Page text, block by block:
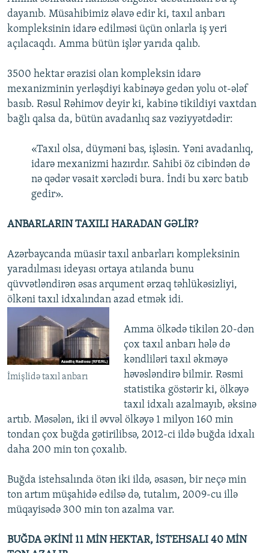
dayanıb. Müsahibimiz əlavə edir ki, taxıl anbarı
kompleksinin idarə edilməsi üçün onlarla iş yeri
açılacaqdı. Amma bütün işlər yarıda qalıb.
3500 hektar ərazisi olan kompleksin idarə
mexanizminin yerləşdiyi kabinəyə gedən yolu ot-ələf
basıb. Rəsul Rəhimov deyir ki, kabinə tikildiyi vaxtdan
bağlı qalsa da, bütün avadanlıq saz vəziyyətdədir:
«Taxıl olsa, düyməni bas, işləsin. Yəni avadanlıq,
idarə mexanizmi hazırdır. Sahibi öz cibindən də
nə qədər vəsait xərclədi bura. İndi bu xərc batıb
gedir».
ANBARLARIN TAXILI HARADAN GƏLİR?
Azərbaycanda müasir taxıl anbarları kompleksinin
yaradılması ideyası ortaya atılanda bunu
qüvvətləndirən əsas arqument ərzaq təhlükəsizliyi,
ölkəni taxıl idxalından azad etmək idi.
İmişlidə taxıl anbarı
Amma ölkədə tikilən 20-dən
çox taxıl anbarı hələ də
kəndliləri taxıl əkməyə
həvəsləndirə bilmir. Rəsmi
statistika göstərir ki, ölkəyə
taxıl idxalı azalmayıb, əksinə
artıb. Məsələn, iki il əvvəl ölkəyə 1 milyon 160 min
tondan çox buğda gətirilibsə, 2012-ci ildə buğda idxalı
daha 200 min ton çoxalıb.
Buğda istehsalında ötən iki ildə, əsasən, bir neçə min
ton artım müşahidə edilsə də, tutalım, 2009-cu illə
müqayisədə 300 min ton azalma var.
BUĞDA ƏKİNİ 11 MİN HEKTAR, İSTEHSALI 40 MİN